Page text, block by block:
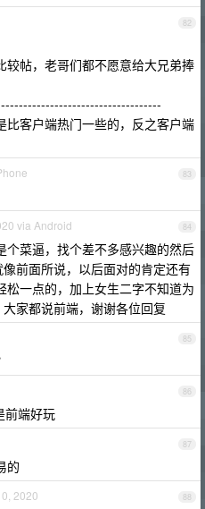
82
较帖，老哥们都不愿意给大兄弟捧
比客户端热门一些的，反之客户端
83
84
via Android
个菜逼，找个差不多感兴趣的然后
前面所说，以后面对的肯定还有
松一点的，加上女生二字不知道为
家都说前端，谢谢各位回复
85
86
前端好玩
87
的
88
2020